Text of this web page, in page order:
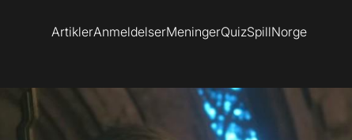
ArtiklerAnmeldelserMeningerQuizSpillNorge